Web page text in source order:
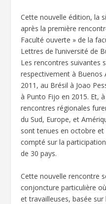
Cette nouvelle édition, la
après la première
Faculté ouverte » de la
Lettres de l’université de
Les rencontres suivantes
respectivement à Buenos
2011, au Brésil à Joao
à Punto Fijo en 2015. Et,
rencontres régionales
du Sud, Europe, et
sont tenues en octobre
compté sur la
de 30 pays.
Cette nouvelle rencontre
conjoncture particulière
et travailleuses, basée